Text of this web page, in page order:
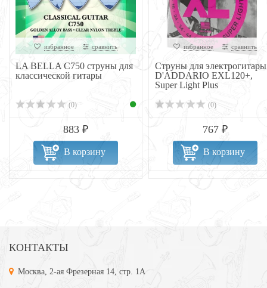
избранное сравнить
LA BELLA C750 струны для
классической гитары
(0)
883 ₽
В корзину
избранное сравнить
Струны для электрогитары
D'ADDARIO EXL120+,
Super Light Plus
(0)
767 ₽
В корзину
КОНТАКТЫ
Москва, 2-ая Фрезерная 14, стр. 1А